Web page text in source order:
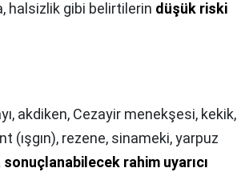
halsizlik gibi belirtilerin düşük riski
akdiken, Cezayir menekşesi, kekik,
(ışgın), rezene, sinameki, yarpuz
rahim uyarıcı